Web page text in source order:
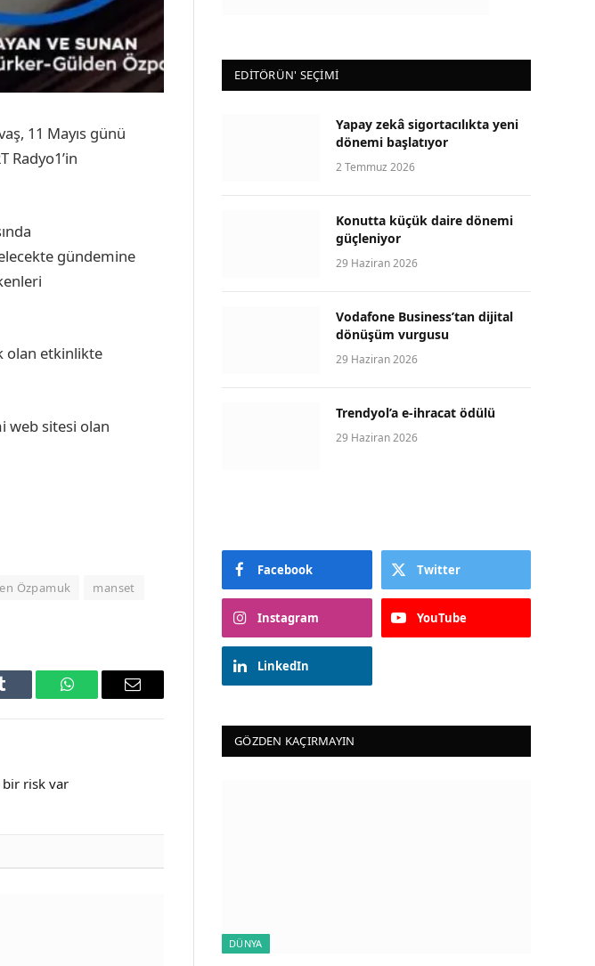
11 Mayıs günü
Radyo1’in
gündemine
olan etkinlikte
web sitesi olan
Özpamuk
manset
Tumblr WhatsAppEmail
risk var
EDİTÖRÜN' SEÇİMİ
Yapay zekâ sigortacılıkta yeni
dönemi başlatıyor
2 Temmuz 2026
Konutta küçük daire dönemi
güçleniyor
29 Haziran 2026
Vodafone Business’tan dijital
dönüşüm vurgusu
29 Haziran 2026
Trendyol’a e-ihracat ödülü
29 Haziran 2026
Facebook Twitter
Instagram YouTube
LinkedIn
GÖZDEN KAÇIRMAYIN
DÜNYA